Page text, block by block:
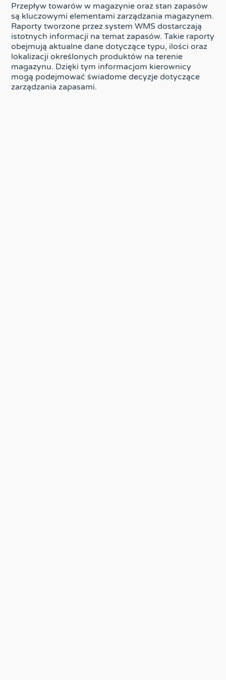
Przepływ towarów w magazynie oraz stan zapasów
są kluczowymi elementami zarządzania magazynem.
Raporty tworzone przez system WMS dostarczają
istotnych informacji na temat zapasów. Takie raporty
obejmują aktualne dane dotyczące typu, ilości oraz
lokalizacji określonych produktów na terenie
magazynu. Dzięki tym informacjom kierownicy
mogą podejmować świadome decyzje dotyczące
zarządzania zapasami.